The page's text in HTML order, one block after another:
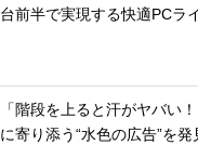
台前半で実現する快適PCラ
「階段を上ると汗がヤバい
に寄り添う“水色の広告”を発